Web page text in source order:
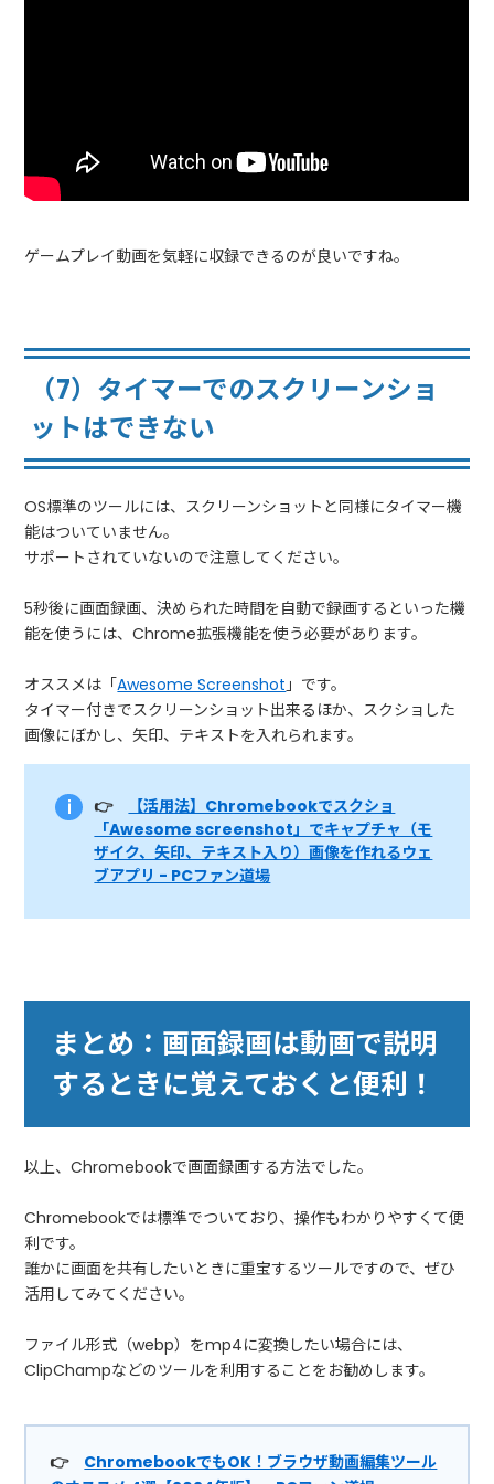
ゲームプレイ動画を気軽に収録できるのが良いですね。
（7）タイマーでのスクリーンショ
ットはできない
OS標準のツールには、スクリーンショットと同様にタイマー機
能はついていません。
サポートされていないので注意してください。
5秒後に画面録画、決められた時間を自動で録画するといった機
能を使うには、Chrome拡張機能を使う必要があります。
オススメは「Awesome Screenshot」です。
タイマー付きでスクリーンショット出来るほか、スクショした
画像にぼかし、矢印、テキストを入れられます。
👉
【活用法】Chromebookでスクショ
「Awesome screenshot」でキャプチャ（モ
ザイク、矢印、テキスト入り）画像を作れるウェ
ブアプリ - PCファン道場
まとめ：画面録画は動画で説明
するときに覚えておくと便利！
以上、Chromebookで画面録画する方法でした。
Chromebookでは標準でついており、操作もわかりやすくて便
利です。
誰かに画面を共有したいときに重宝するツールですので、ぜひ
活用してみてください。
ファイル形式（webp）をmp4に変換したい場合には、
ClipChampなどのツールを利用することをお勧めします。
👉 ChromebookでもOK！ブラウザ動画編集ツール